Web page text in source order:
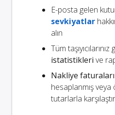
E-posta gelen
sevkiyatlar
alın
Tüm
istatistikleri ve
Nakliye
hesaplanmış veya
tutarlarla